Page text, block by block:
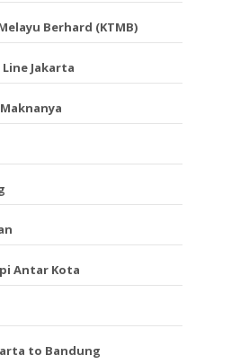
Berhard (KTMB)
Line Jakarta
Antar Kota
to Bandung